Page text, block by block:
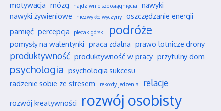
motywacja mózg najdziwniejsze osiągnięcia
nawyki
nawyki żywieniowe
niezwykłe wyczyny
oszczędzanie energii
pamięć percepcja plecak górski podróże
pomysły na walentynki praca zdalna prawo lotnicze drony
produktywność produktywność w pracy przytulny dom
psychologia psychologia sukcesu
radzenie sobie ze stresem
rekordy jedzenia relacje
rozwój kreatywności rozwój osobisty